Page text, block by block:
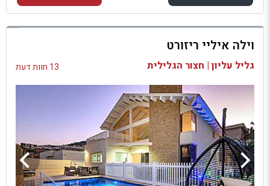
למתחם זה
בדיקת זמינות ומחירים
וילה איליי ריזורט
גליל עליון | חצור הגלילית 13 חוות דעת